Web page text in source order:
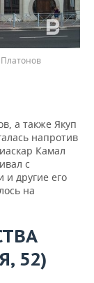
а также Якуп
напротив
Камал
с
и другие его
на
52)